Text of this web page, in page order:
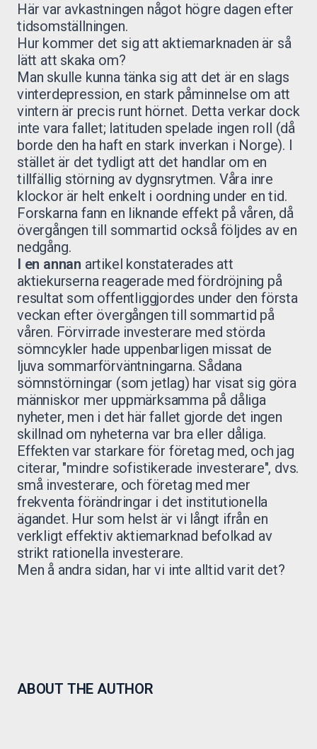
Här var avkastningen något högre dagen efter
tidsomställningen.
Hur kommer det sig att aktiemarknaden är så
lätt att skaka om?
Man skulle kunna tänka sig att det är en slags
vinterdepression, en stark påminnelse om att
vintern är precis runt hörnet. Detta verkar dock
inte vara fallet; latituden spelade ingen roll (då
borde den ha haft en stark inverkan i Norge). I
stället är det tydligt att det handlar om en
tillfällig störning av dygnsrytmen. Våra inre
klockor är helt enkelt i oordning under en tid.
Forskarna fann en liknande effekt på våren, då
övergången till sommartid också följdes av en
nedgång.
I en annan artikel konstaterades att
aktiekurserna reagerade med fördröjning på
resultat som offentliggjordes under den första
veckan efter övergången till sommartid på
våren. Förvirrade investerare med störda
sömncykler hade uppenbarligen missat de
ljuva sommarförväntningarna. Sådana
sömnstörningar (som jetlag) har visat sig göra
människor mer uppmärksamma på dåliga
nyheter, men i det här fallet gjorde det ingen
skillnad om nyheterna var bra eller dåliga.
Effekten var starkare för företag med, och jag
citerar, "mindre sofistikerade investerare", dvs.
små investerare, och företag med mer
frekventa förändringar i det institutionella
ägandet. Hur som helst är vi långt ifrån en
verkligt effektiv aktiemarknad befolkad av
strikt rationella investerare.
Men å andra sidan, har vi inte alltid varit det?
ABOUT THE AUTHOR